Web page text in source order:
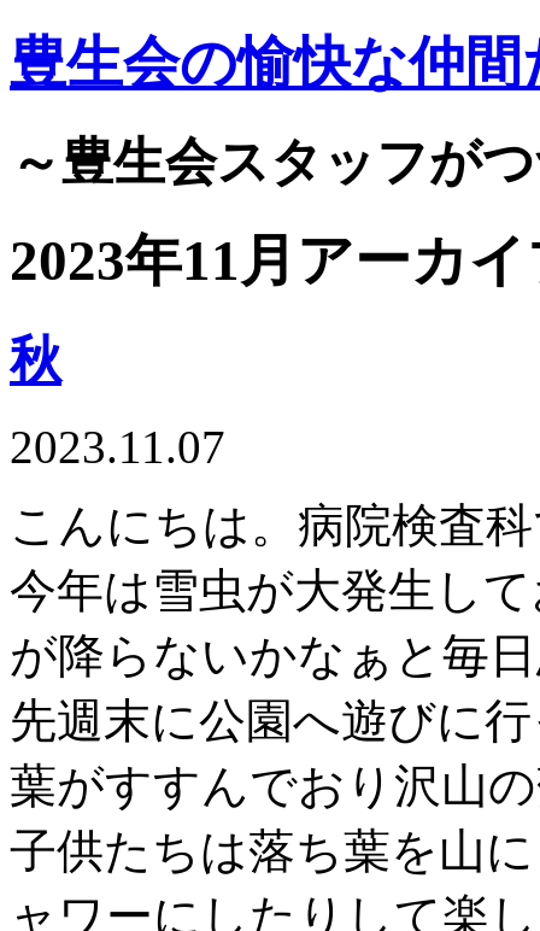
豊生会の愉快な仲間
～豊生会スタッフが
2023年11月アーカ
秋
2023.11.07
こんにちは。病院検査
今年は雪虫が大発生し
が降らないかなぁと毎
先週末に公園へ遊びに
葉がすすんでおり沢山
子供たちは落ち葉を山
ャワーにしたりして楽